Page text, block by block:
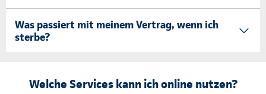
Was passiert mit meinem Vertrag, wenn ich
sterbe?
Welche Services kann ich online nutzen?